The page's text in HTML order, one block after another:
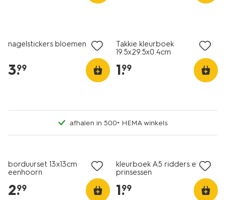
nagelstickers bloemen
3.
99
Takkie kleurboek
19.5x29.5x0.4cm
1.
99
afhalen in 500+ HEMA winkels
borduurset 13x13cm
eenhoorn
2.
99
kleurboek A5 ridders en
prinsessen
1.
99